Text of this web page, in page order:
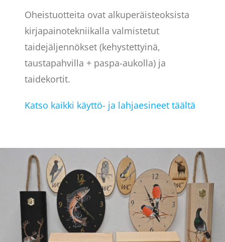
Oheistuotteita ovat alkuperäisteoksista
kirjapainotekniikalla valmistetut
taidejäljennökset (kehystettyinä,
taustapahvilla + paspa-aukolla) ja
taidekortit.
Katso kaikki käyttö- ja lahjaesineet täältä